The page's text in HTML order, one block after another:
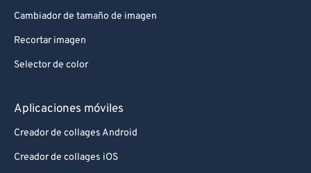
Cambiador de tamaño de imagen
Recortar imagen
Selector de color
Aplicaciones móviles
Creador de collages Android
Creador de collages iOS